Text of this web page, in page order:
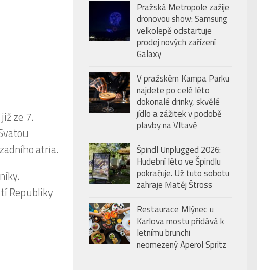
ze 7.
atria.
Republiky
Pražská Metropole zažije
dronovou show: Samsung
velkolepě odstartuje
prodej nových zařízení
Galaxy
V pražském Kampa Parku
najdete po celé léto
dokonalé drinky, skvělé
jídlo a zážitek v podobě
plavby na Vltavě
Špindl Unplugged 2026:
Hudební léto ve Špindlu
pokračuje. Už tuto sobotu
zahraje Matěj Štross
Restaurace Mlýnec u
Karlova mostu přidává k
letnímu brunchi
neomezený Aperol Spritz